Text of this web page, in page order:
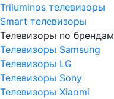
Triluminos телевизоры
Smart телевизоры
Телевизоры по брендам
Телевизоры Samsung
Телевизоры LG
Телевизоры Sony
Телевизоры Xiaomi